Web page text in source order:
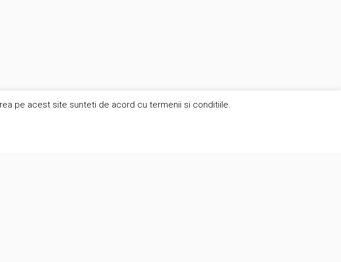
pe acest site sunteti de acord cu termenii si conditiile.